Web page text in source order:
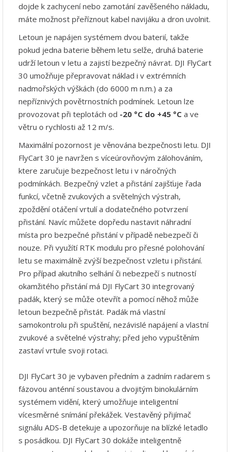
dojde k zachycení nebo zamotání zavěšeného nákladu,
máte možnost přeříznout kabel navijáku a dron uvolnit.
Letoun je napájen systémem dvou baterií, takže
pokud jedna baterie během letu selže, druhá baterie
udrží letoun v letu a zajistí bezpečný návrat. DJI FlyCart
30 umožňuje přepravovat náklad i v extrémních
nadmořských výškách (do 6000 m n.m.) a za
nepříznivých povětrnostních podmínek. Letoun lze
provozovat při teplotách od -20 °C do +45 °C a ve
větru o rychlosti až 12 m/s.
Maximální pozornost je věnována bezpečnosti letu. DJI
FlyCart 30 je navržen s víceúrovňovým zálohováním,
ktere zaručuje bezpečnost letu i v náročných
podmínkách. Bezpečný vzlet a přistání zajišťuje řada
funkcí, včetně zvukových a světelných výstrah,
zpoždění otáčení vrtulí a dodatečného potvrzení
přistání. Navíc můžete dopředu nastavit náhradní
místa pro bezpečné přistání v případě nebezpečí či
nouze. Při využítí RTK modulu pro přesné polohování
letu se maximálně zvýší bezpečnost vzletu i přistání.
Pro případ akutního selhání či nebezpečí s nutností
okamžitého přistání má DJI FlyCart 30 integrovaný
padák, který se může otevřít a pomocí něhož může
letoun bezpečně přistát. Padák má vlastní
samokontrolu při spuštění, nezávislé napájení a vlastní
zvukové a světelné výstrahy; před jeho vypuštěním
zastaví vrtule svoji rotaci.
DJI FlyCart 30 je vybaven předním a zadním radarem s
fázovou anténní soustavou a dvojitým binokulárním
systémem vidění, který umožňuje inteligentní
vícesměrné snímání překážek. Vestavěný přijímač
signálu ADS-B detekuje a upozorňuje na blízké letadlo
s posádkou. DJI FlyCart 30 dokáže inteligentně